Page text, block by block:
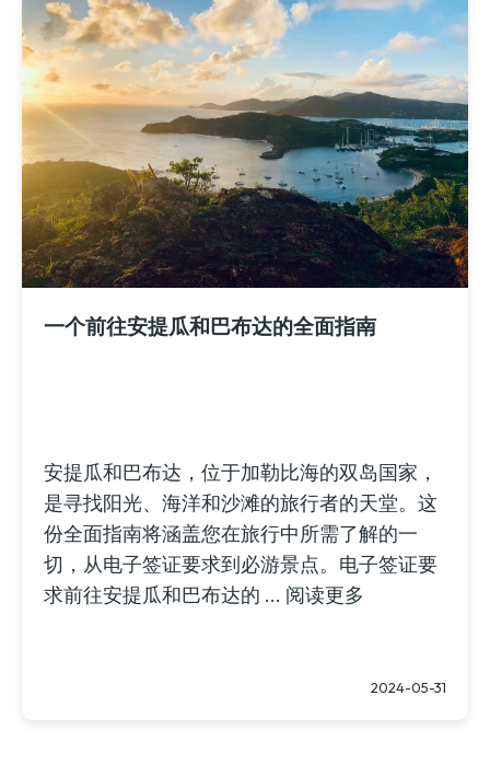
一个前往安提瓜和巴布达的全面指南
安提瓜和巴布达，位于加勒比海的双岛国家，
是寻找阳光、海洋和沙滩的旅行者的天堂。这
份全面指南将涵盖您在旅行中所需了解的一
切，从电子签证要求到必游景点。电子签证要
求前往安提瓜和巴布达的 ... 阅读更多
2024-05-31